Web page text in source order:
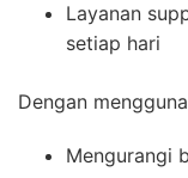
Layanan
setiap hari
Dengan
Mengurangi